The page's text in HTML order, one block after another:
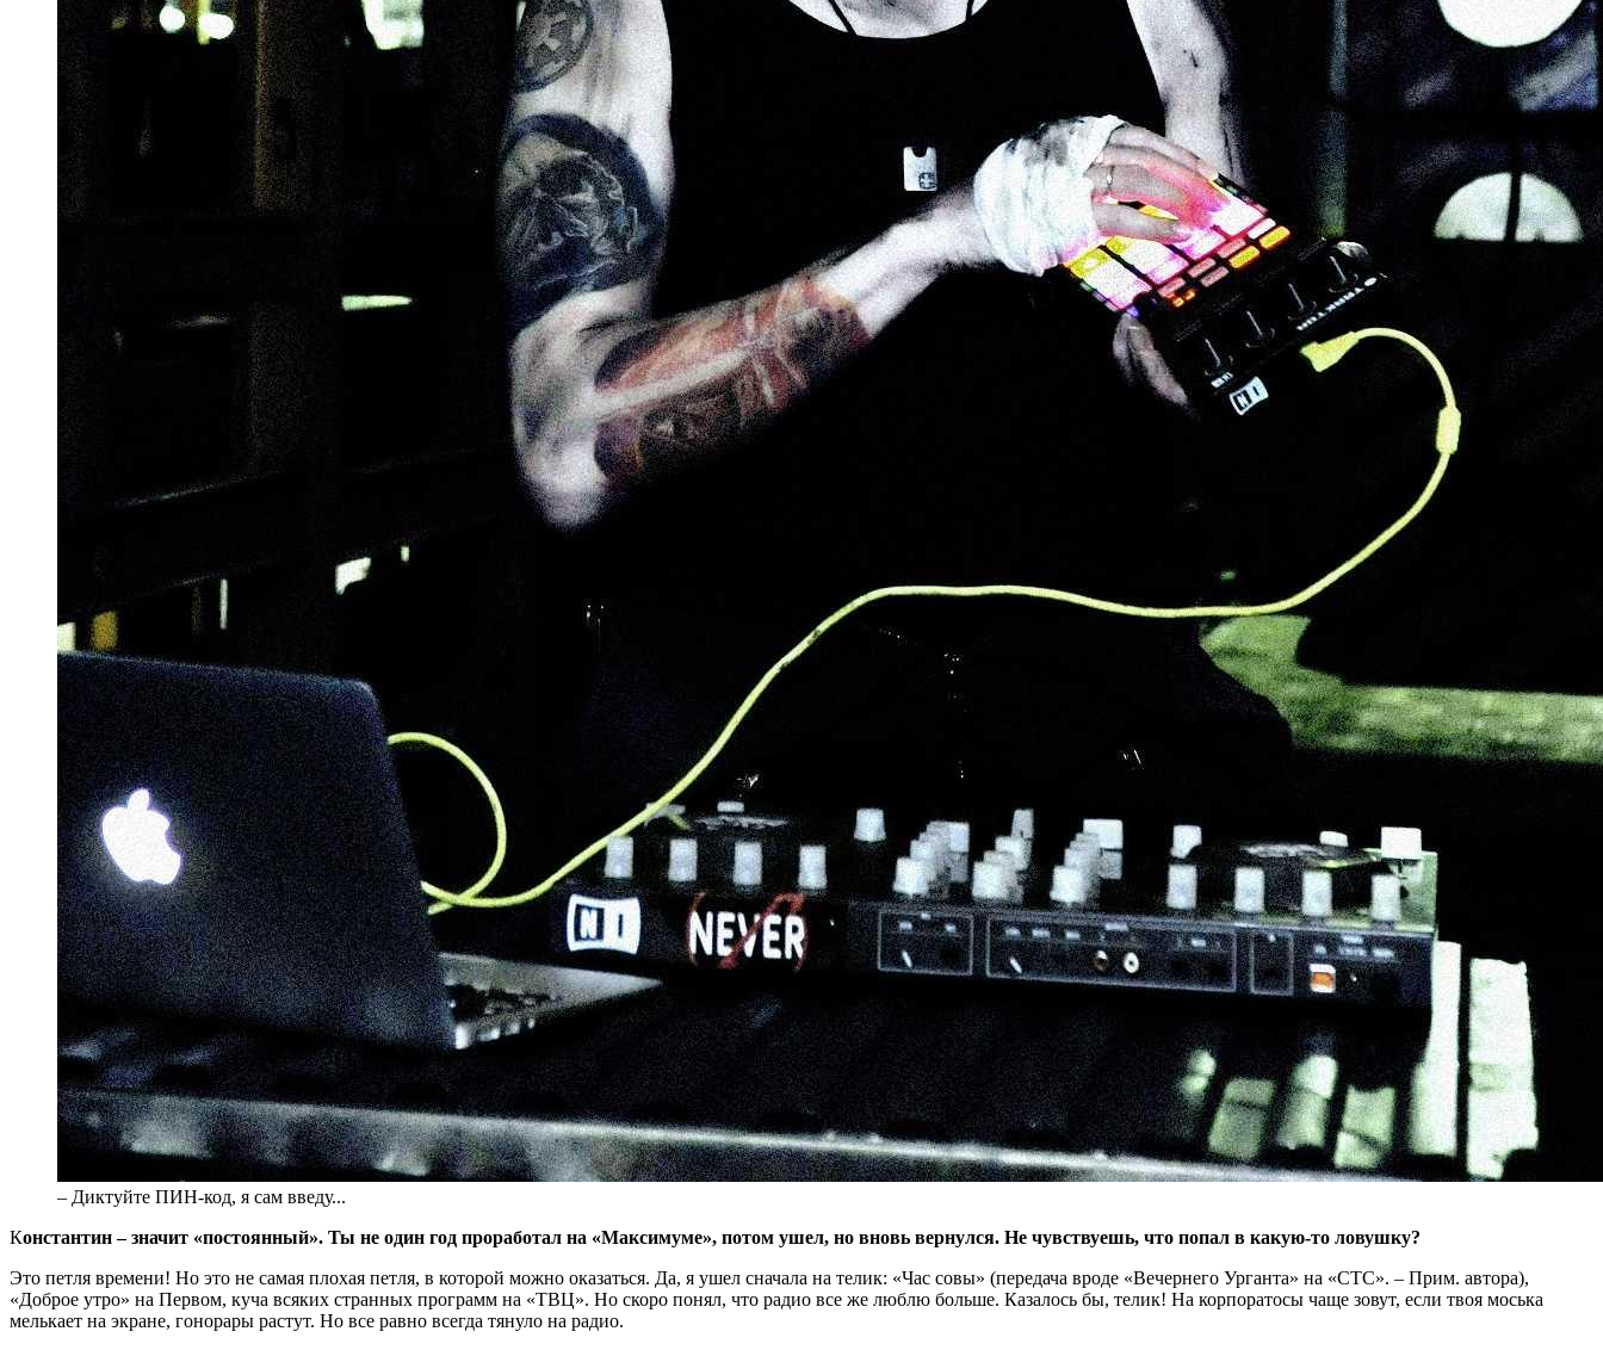
– Диктуйте ПИН-код, я сам введу...
Константин – значит «постоянный». Ты не один год проработал на «Максимуме», потом ушел, но вновь вернулся. Не чувствуешь, что попал в какую-то ловушку?
Это петля времени! Но это не самая плохая петля, в которой можно оказаться. Да, я ушел сначала на телик: «Час совы» (передача вроде «Вечернего Урганта» на «СТС». – Прим. автора),
«Доброе утро» на Первом, куча всяких странных программ на «ТВЦ». Но скоро понял, что радио все же люблю больше. Казалось бы, телик! На корпоратосы чаще зовут, если твоя моська
мелькает на экране, гонорары растут. Но все равно всегда тянуло на радио.